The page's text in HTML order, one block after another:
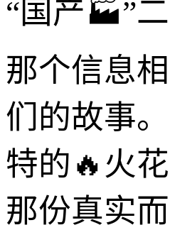
“国产🏭”
那个信息
们的故事
特的🔥火
那份真实